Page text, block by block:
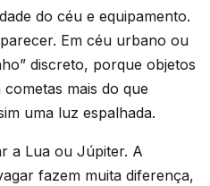
do céu e equipamento.
Em céu urbano ou
discreto, porque objetos
mais do que
uma luz espalhada.
a Lua ou Júpiter. A
fazem muita diferença,